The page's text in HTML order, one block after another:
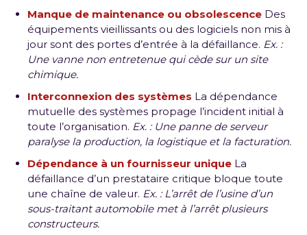
Manque de maintenance ou obsolescence Des
équipements vieillissants ou des logiciels non mis à
jour sont des portes d’entrée à la défaillance. Ex. :
Une vanne non entretenue qui cède sur un site
chimique.
Interconnexion des systèmes La dépendance
mutuelle des systèmes propage l’incident initial à
toute l’organisation. Ex. : Une panne de serveur
paralyse la production, la logistique et la facturation.
Dépendance à un fournisseur unique La
défaillance d’un prestataire critique bloque toute
une chaîne de valeur. Ex. : L’arrêt de l’usine d’un
sous-traitant automobile met à l’arrêt plusieurs
constructeurs.